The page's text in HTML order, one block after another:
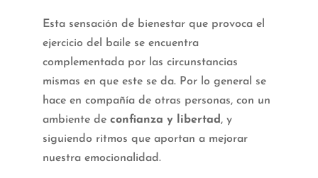
Esta sensación de bienestar que provoca el
ejercicio del baile se encuentra
complementada por las circunstancias
mismas en que este se da. Por lo general se
hace en compañía de otras personas, con un
ambiente de confianza y libertad , y
siguiendo ritmos que aportan a mejorar
nuestra emocionalidad.